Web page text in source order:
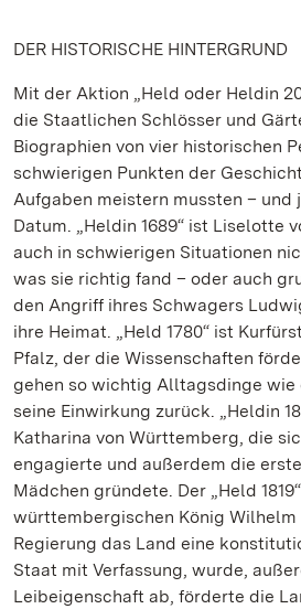
DER HISTORISCHE HINTERGRUND
Mit der Aktion „Held oder Heldin
die Staatlichen Schlösser und
Biographien von vier historischen
schwierigen Punkten der
Aufgaben meistern mussten – und
Datum. „Heldin 1689“ ist Liselotte
auch in schwierigen Situationen
was sie richtig fand – oder auch
den Angriff ihres Schwagers
ihre Heimat. „Held 1780“ ist
Pfalz, der die Wissenschaften
gehen so wichtig Alltagsdinge
seine Einwirkung zurück. „Heldin
Katharina von Württemberg, die
engagierte und außerdem die
Mädchen gründete. Der „Held
württembergischen König Wilhelm
Regierung das Land eine
Staat mit Verfassung, wurde,
Leibeigenschaft ab, förderte die